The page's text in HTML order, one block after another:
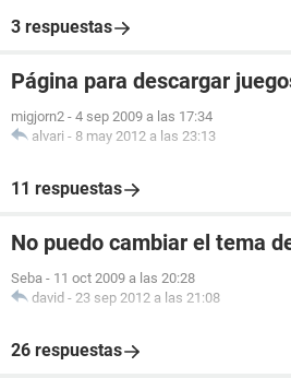
3 respuestas
Página para descargar
migjorn2 - 4 sep 2009 a las 17:34
alvari - 8 may 2012 a las 23:13
11 respuestas
No puedo cambiar el tema
Seba - 11 oct 2009 a las 20:28
david - 23 sep 2012 a las 21:08
26 respuestas